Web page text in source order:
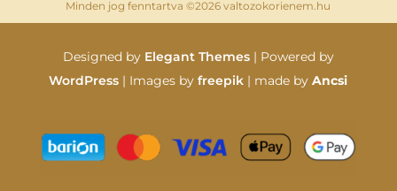
Minden jog fenntartva ©2026 valtozokorienem.hu
Designed by Elegant Themes| Powered by
WordPress | Images byfreepik | made byAncsi